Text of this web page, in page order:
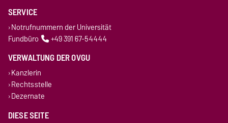
SERVICE
Notrufnummern der Universität
Fundbüro
+49 391 67-54444
VERWALTUNG DER OVGU
Kanzlerin
Rechtsstelle
Dezernate
DIESE SEITE